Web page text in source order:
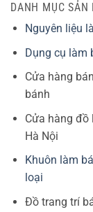
DANH MỤC SẢN
Nguyên liệu
Dụng cụ làm
Cửa hàng
bánh
Cửa hàng đồ
Hà Nội
Khuôn làm
loại
Đồ trang trí